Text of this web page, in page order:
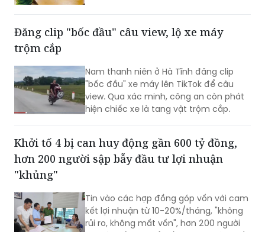
Đăng clip "bốc đầu" câu view, lộ xe máy
trộm cắp
Nam thanh niên ở Hà Tĩnh đăng clip
"bốc đầu" xe máy lên TikTok để câu
view. Qua xác minh, công an còn phát
hiện chiếc xe là tang vật trộm cắp.​
Khởi tố 4 bị can huy động gần 600 tỷ đồng,
hơn 200 người sập bẫy đầu tư lợi nhuận
"khủng"
Tin vào các hợp đồng góp vốn với cam
kết lợi nhuận từ 10-20%/tháng, "không
rủi ro, không mất vốn", hơn 200 người